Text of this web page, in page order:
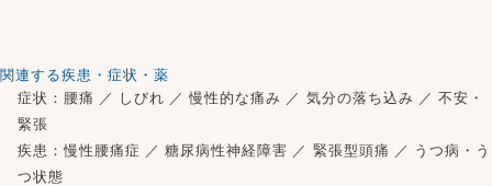
関連する疾患・症状・薬
症状： 腰痛 ／ しびれ ／慢性的な痛み ／ 気分の落ち込み ／ 不安・
緊張
疾患： 慢性腰痛症 ／糖尿病性神経障害 ／ 緊張型頭痛 ／ うつ病・う
つ状態